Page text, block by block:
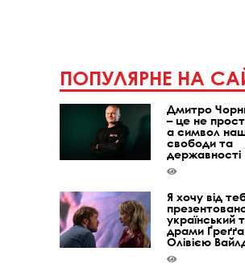
ПОПУЛЯРНЕ НА
Дмитро
– це не
а символ
свободи та
державності
Я хочу від
український
драми Ґреґґа
Олівією